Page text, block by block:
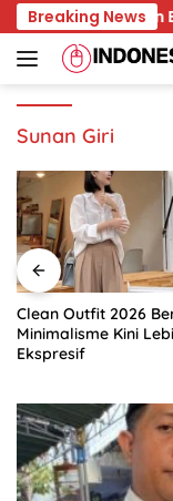
Skip
to
content
Breaking News
Jadi Temuan
Sunan Giri
Clean Outfit 2026
Minimalisme Kini
Ekspresif